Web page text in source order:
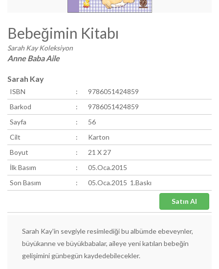
Bebeğimin Kitabı
Sarah Kay Koleksiyon
Anne Baba Aile
Sarah Kay
ISBN :
9786051424859
Barkod
:
9786051424859
Sayfa
:
56
Cilt
:
Karton
Boyut
:
21 X 27
İlk Basım
:
05.Oca.2015
Son Basım
: 05.Oca.2015 1.Baskı
Sarah Kay'in sevgiyle resimlediği bu albümde ebeveynler,
büyükanne ve büyükbabalar, aileye yeni katılan bebeğin
gelişimini günbegün kaydedebilecekler.